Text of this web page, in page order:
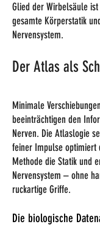
Glied der Wirbelsäule
gesamte Körperstatik
Nervensystem.
Der Atlas als
Minimale
beeinträchtigen den
Nerven. Die Atlaslogie
feiner Impulse optimiert
Methode die Statik und
Nervensystem – ohne
ruckartige Griffe.
Die biologische